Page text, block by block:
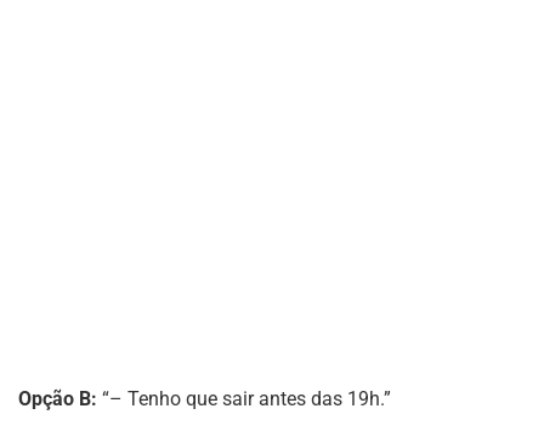
Opção B: “– Tenho que sair antes das 19h.”